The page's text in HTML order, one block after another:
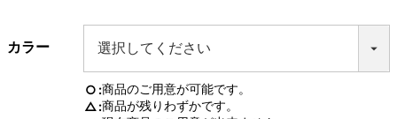
カラー
○ 商品のご用意が可能です。
△ 商品が残りわずかです。